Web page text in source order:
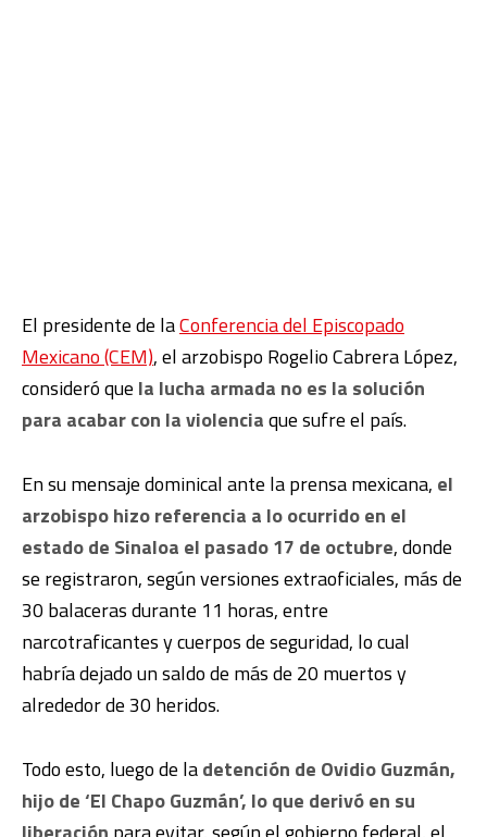
El presidente de laConferencia del Episcopado
Mexicano (CEM), el arzobispo Rogelio Cabrera López,
consideró que la lucha armada no es la solución
para acabar con la violenciaque sufre el país.
En su mensaje dominical ante la prensa mexicana, el
arzobispo hizo referencia a lo ocurrido en el
estado de Sinaloa el pasado 17 de octubre, donde
se registraron, según versiones extraoficiales, más de
30 balaceras durante 11 horas, entre
narcotraficantes y cuerpos de seguridad, lo cual
habría dejado un saldo de más de 20 muertos y
alrededor de 30 heridos.
Todo esto, luego de ladetención de Ovidio Guzmán,
hijo de ‘El Chapo Guzmán’, lo que derivó en su